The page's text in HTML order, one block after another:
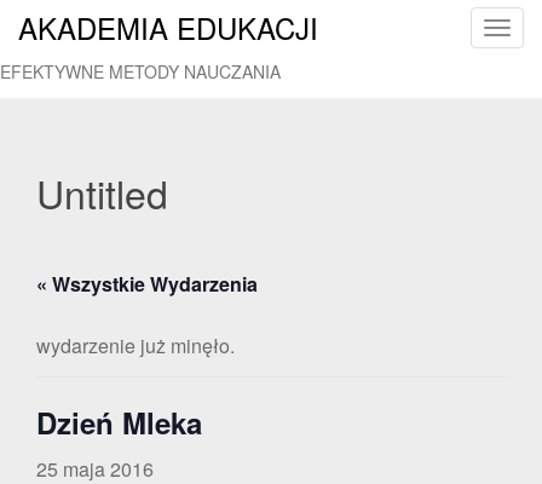
T
AKADEMIA EDUKACJI
EFEKTYWNE METODY NAUCZANIA
Untitled
« Wszystkie Wydarzenia
wydarzenie już minęło.
Dzień Mleka
25 maja 2016